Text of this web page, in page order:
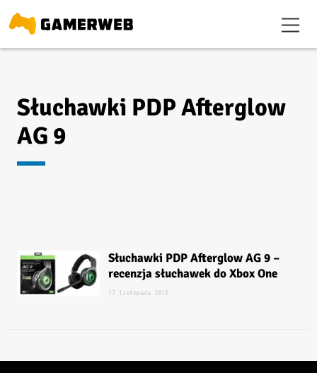
Słuchawki PDP Afterglow
AG 9
Słuchawki PDP Afterglow AG 9 –
recenzja słuchawek do Xbox One
17 listopada 2016